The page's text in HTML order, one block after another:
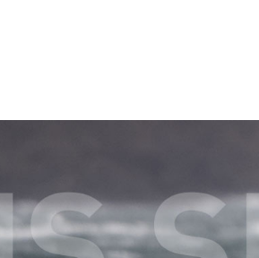
Accueil
Les 7 dimensions
Les projets